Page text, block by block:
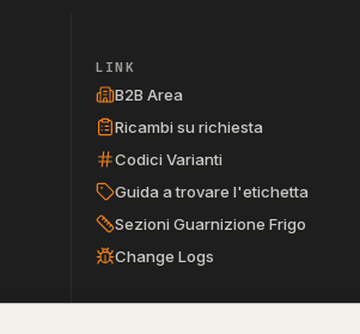
LINK
B2B Area
Ricambi su richiesta
Codici Varianti
Guida a trovare l'etichetta
Sezioni Guarnizione Frigo
Change Logs